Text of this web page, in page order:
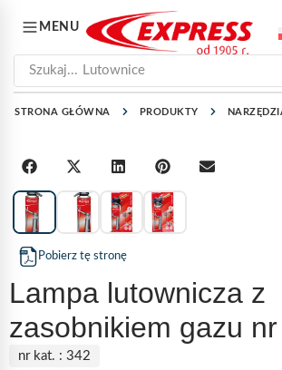
MENU
Szukaj... Lutownice
STRONA GŁÓWNA PRODUKTY
Pobierz tę stronę
Lampa lutownicza z
zasobnikiem gazu
nr kat. : 342